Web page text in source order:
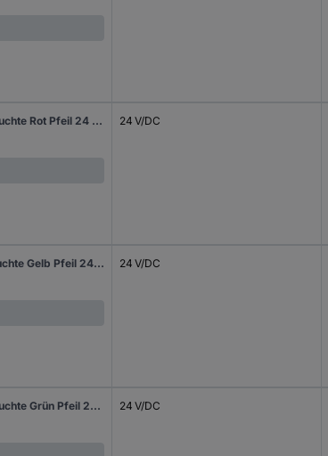
Signal Construct SKID05004 LED-Signalleuchte Rot Pfeil 24 V/DC 24 V/DC
Signal Construct SKID05104 LED-Signalleuchte Gelb Pfeil 24 V/DC 24 V/DC
Signal Construct SKID05204 LED-Signalleuchte Grün Pfeil 24 V/DC 24 V/DC